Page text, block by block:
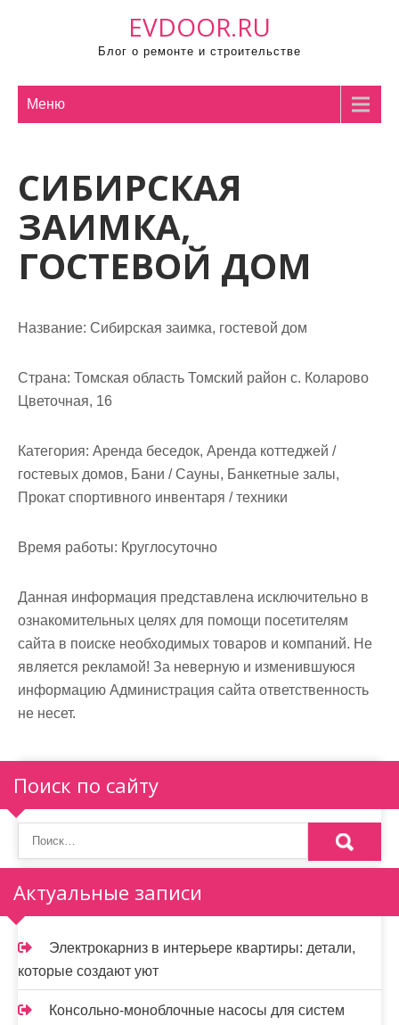
EVDOOR.RU
Блог о ремонте и строительстве
Меню
СИБИРСКАЯ
ЗАИМКА,
ГОСТЕВОЙ ДОМ
Название: Сибирская заимка, гостевой дом
Страна: Томская область Томский район с. Коларово
Цветочная, 16
Категория: Аренда беседок, Аренда коттеджей /
гостевых домов, Бани / Сауны, Банкетные залы,
Прокат спортивного инвентаря / техники
Время работы: Круглосуточно
Данная информация представлена исключительно в
ознакомительных целях для помощи посетителям
сайта в поиске необходимых товаров и компаний. Не
является рекламой! За неверную и изменившуюся
информацию Администрация сайта ответственность
не несет.
Поиск по сайту
Актуальные записи
Электрокарниз в интерьере квартиры: детали,
которые создают уют
Консольно-моноблочные насосы для систем